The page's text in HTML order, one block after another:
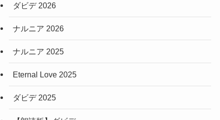
ダビデ 2026
ナルニア 2026
ナルニア 2025
Eternal Love 2025
ダビデ 2025